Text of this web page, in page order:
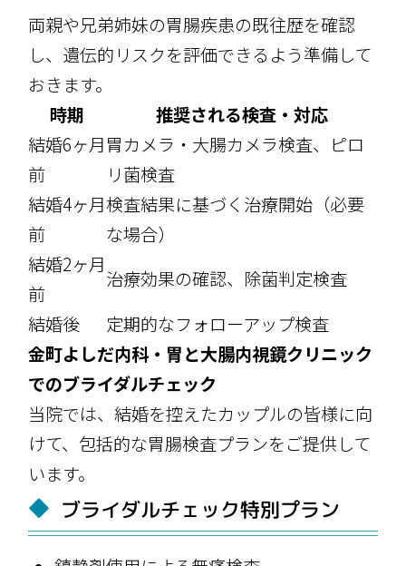
両親や兄弟姉妹の胃腸疾患の既往歴を確認
し、遺伝的リスクを評価できるよう準備して
おきます。
時期
推奨される検査・対応
結婚6ヶ月
前
胃カメラ・大腸カメラ検査、ピロ
リ菌検査
結婚4ヶ月
前
検査結果に基づく治療開始（必要
な場合）
結婚2ヶ月
前
治療効果の確認、除菌判定検査
結婚後
定期的なフォローアップ検査
金町よしだ内科・胃と大腸内視鏡クリニック
でのブライダルチェック
当院では、結婚を控えたカップルの皆様に向
けて、包括的な胃腸検査プランをご提供して
います。
ブライダルチェック特別プラン